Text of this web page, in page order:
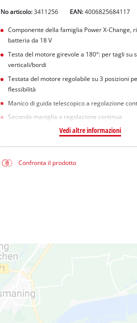
No articolo: 3411256 EAN:4006825684117
Componente della famiglia Power X-Change,
batteria da 18 V
Testa del motore girevole a 180°: per tagli su
verticali/bordi
Testata del motore regolabile su 3 posizioni
flessibilità
Manico di guida telescopico a regolazione
Seconda maniglia a regolazione continua
Vedi altre informazioni
Confronta il prodotto